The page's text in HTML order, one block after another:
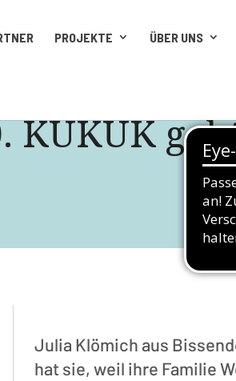
PROJEKTE ÜBER UNS
KUKUK
Julia Klömich aus
hat sie, weil ihre Familie